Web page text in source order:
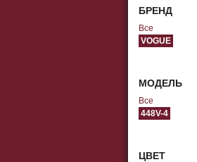
БРЕНД
Все
VOGUE
МОДЕЛЬ
Все
448V-4
ЦВЕТ